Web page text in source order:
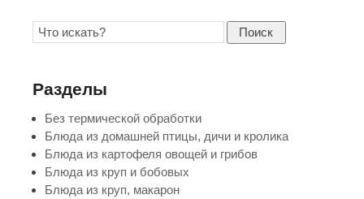
Поиск
Разделы
Без термической обработки
Блюда из домашней птицы, дичи и кролика
Блюда из картофеля овощей и грибов
Блюда из круп и бобовых
Блюда из круп, макарон